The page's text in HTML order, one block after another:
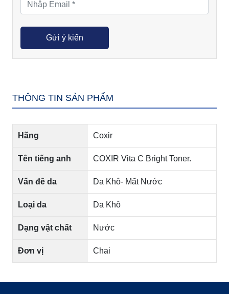
THÔNG TIN SẢN PHẨM
Hãng Coxir
Tên tiếng anh COXIR Vita C Bright Toner.
Vấn đề da Da Khô- Mất Nước
Loại da Da Khô
Dạng vật chất Nước
Đơn vị Chai